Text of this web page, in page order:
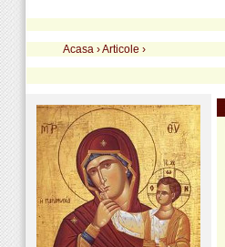
Acasa ›Articole ›